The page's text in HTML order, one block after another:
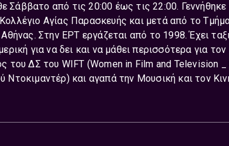
Σάββατο από τις 20:00 έως τις 22:00.
Αγίας Παρασκευής και μετά από το
Στην ΕΡΤ εργάζεται από το 1998. Έχει
για να δει και να μάθει περισσότερα για
του ΔΣ του WIFT (Women in Film and Television _
Ντοκιμαντέρ) και αγαπά την Μουσική και τον